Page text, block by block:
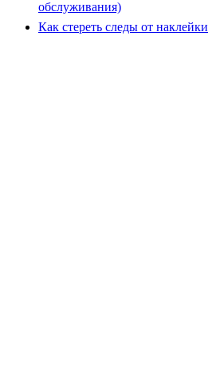
обслуживания)
Как стереть следы от наклейки